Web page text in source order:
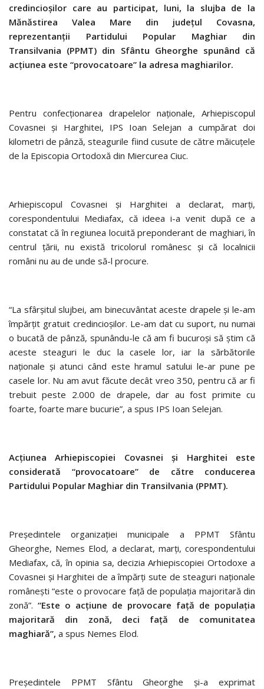
credincioşilor care au participat, luni, la slujba de la
Mănăstirea Valea Mare din judeţul Covasna,
reprezentanţii Partidului Popular Maghiar din
Transilvania (PPMT) din Sfântu Gheorghe spunând că
acţiunea este “provocatoare” la adresa maghiarilor.
Pentru confecţionarea drapelelor naţionale, Arhiepiscopul
Covasnei şi Harghitei, IPS Ioan Selejan a cumpărat doi
kilometri de pânză, steagurile fiind cusute de către măicuţele
de la Episcopia Ortodoxă din Miercurea Ciuc.
Arhiepiscopul Covasnei şi Harghitei a declarat, marţi,
corespondentului Mediafax, că ideea i-a venit după ce a
constatat că în regiunea locuită preponderant de maghiari, în
centrul ţării, nu există tricolorul românesc şi că localnicii
români nu au de unde să-l procure.
“La sfârşitul slujbei, am binecuvântat aceste drapele şi le-am
împărţit gratuit credincioşilor. Le-am dat cu suport, nu numai
o bucată de pânză, spunându-le că am fi bucuroşi să ştim că
aceste steaguri le duc la casele lor, iar la sărbătorile
naţionale şi atunci când este hramul satului le-ar pune pe
casele lor. Nu am avut făcute decât vreo 350, pentru că ar fi
trebuit peste 2.000 de drapele, dar au fost primite cu
foarte, foarte mare bucurie”, a spus IPS Ioan Selejan.
Acţiunea Arhiepiscopiei Covasnei şi Harghitei este
considerată “provocatoare” de către conducerea
Partidului Popular Maghiar din Transilvania (PPMT).
Preşedintele organizaţiei municipale a PPMT Sfântu
Gheorghe, Nemes Elod, a declarat, marţi, corespondentului
Mediafax, că, în opinia sa, decizia Arhiepiscopiei Ortodoxe a
Covasnei şi Harghitei de a împărţi sute de steaguri naţionale
româneşti “este o provocare faţă de populaţia majoritară din
zonă”. “Este o acţiune de provocare faţă de populaţia
majoritară din zonă, deci faţă de comunitatea
maghiară”, a spus Nemes Elod.
Preşedintele PPMT Sfântu Gheorghe şi-a exprimat